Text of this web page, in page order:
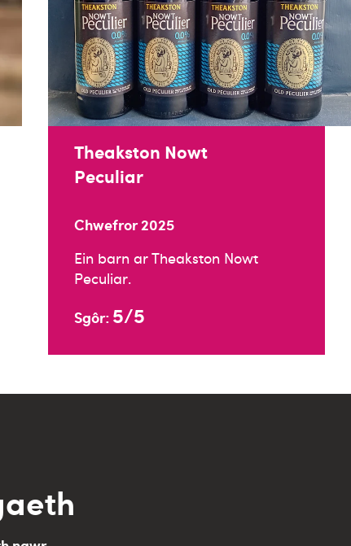
Theakston Nowt
Peculiar
Chwefror 2025
Ein barn ar Theakston Nowt
Peculiar.
Sgôr: 5/5